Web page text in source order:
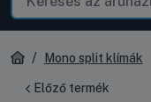
Mono split klímák
Előző termék